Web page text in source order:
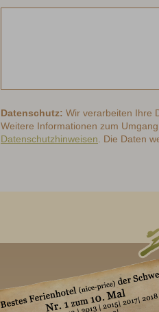
Datenschutz: Wir verarbeiten Ihre
Weitere Informationen zum
Datenschutzhinweisen . Die Daten